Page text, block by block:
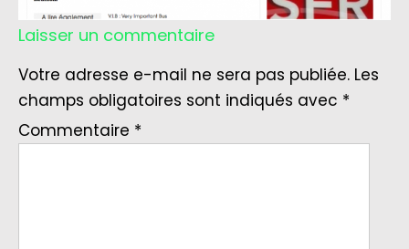
Laisser un commentaire
Votre adresse e-mail ne sera pas publiée. Les
champs obligatoires sont indiqués avec *
Commentaire *